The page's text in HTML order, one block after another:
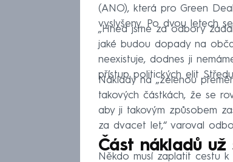
(ANO), která pro Green
vyslyšeny. Po dvou letech
„Hned jsme za odbory
jaké budou dopady na
neexistuje, dodnes ji
přístup politických elit
Náklady na „zelenou
takových částkách, že se
aby ji takovým způsobem
za dvacet let,“ varoval
Část nákladů
Někdo musí zaplatit cestu